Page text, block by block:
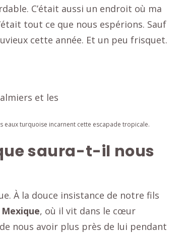
C’était aussi un endroit où ma
tout ce que nous espérions. Sauf
cette année. Et un peu frisquet.
eaux turquoise incarnent cette escapade tropicale.
saura-t-il nous
À la douce insistance de notre fils
, où il vit dans le cœur
nous avoir plus près de lui pendant